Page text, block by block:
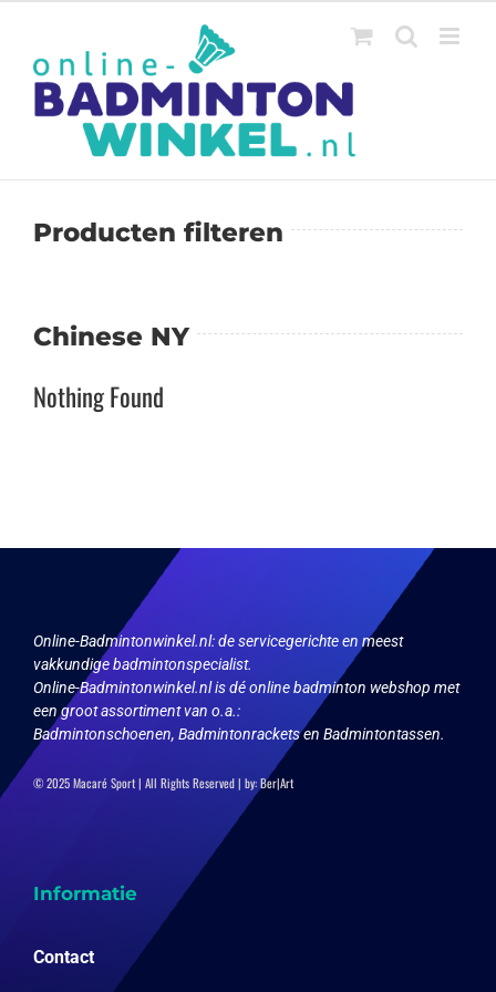
inhoud
Producten filteren
Chinese NY
Nothing Found
Online-Badmintonwinkel.nl:de servicegerichte en meest
vakkundige badmintonspecialist.
Online-Badmintonwinkel.nl is dé online badminton webshop met
een groot assortiment van o.a.:
Badmintonschoenen, Badmintonrackets en Badmintontassen.
© 2025 Macaré Sport | All Rights Reserved | by:Ber|Art
Informatie
Contact